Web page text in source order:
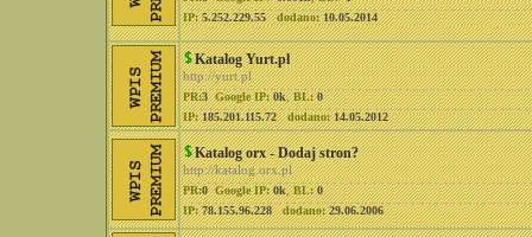
IP: 5.252.229.55 dodano: 10.05.2014
Katalog Yurt.pl
http://yurt.pl
PR:3 Google IP: 0k,BL: 0
IP: 185.201.115.72 dodano: 14.05.2012
Katalog orx - Dodaj stron?
http://katalog.orx.pl
PR:0 Google IP: 0k,BL: 0
IP: 78.155.96.228 dodano: 29.06.2006